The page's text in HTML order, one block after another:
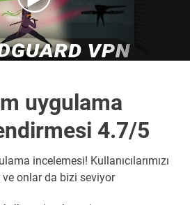
uygulama
4.7/5
incelemesi! Kullanıcılarımızı
onlar da bizi seviyor